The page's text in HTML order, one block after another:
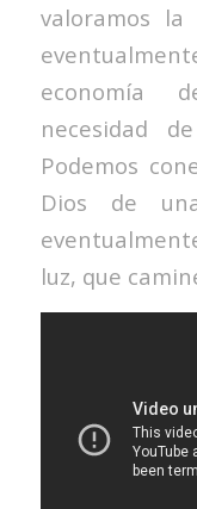
valoramos
economía
necesidad
Podemos
Dios de
luz, que